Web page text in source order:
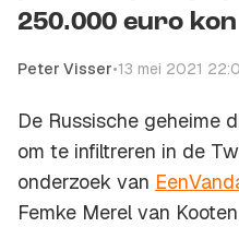
250.000 euro kon
Peter Visser•13 mei 2021
De Russische geheime
om te infiltreren in de
onderzoek van
Femke Merel van